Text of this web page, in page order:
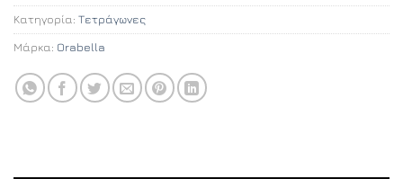
Κατηγορία: Τετράγωνες
Μάρκα: Orabella